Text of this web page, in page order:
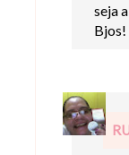
seja
Bjos!